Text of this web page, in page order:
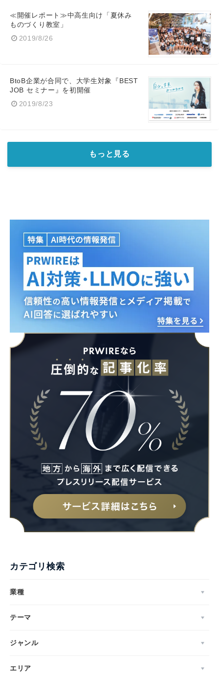
≪開催レポート≫中高生向け「夏休み
ものづくり教室」
2019/8/26
BtoB企業が合同で、大学生対象『BEST
JOB セミナー』を初開催
2019/8/23
もっと見る
カテゴリ検索
業種
テーマ
ジャンル
エリア